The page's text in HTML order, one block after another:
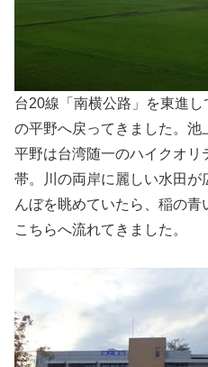
台20線「南横公路」を東進
の平野へ戻ってきました。
平野は台湾随一のハイクオ
帯。川の両岸に麗しい水田が
んぼを眺めていたら、稲の
こちらへ流れてきました。